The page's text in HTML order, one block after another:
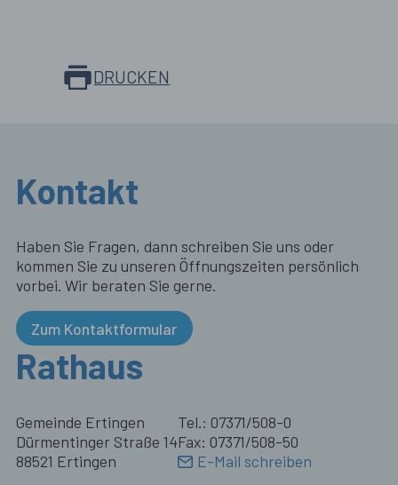
DRUCKEN
Kontakt
Haben Sie Fragen, dann schreiben Sie uns oder
kommen Sie zu unseren Öffnungszeiten persönlich
vorbei. Wir beraten Sie gerne.
Zum Kontaktformular
Rathaus
Gemeinde Ertingen
Dürmentinger Straße 14
88521 Ertingen
Tel.: 07371/508-0
Fax: 07371/508-50
E-Mail schreiben